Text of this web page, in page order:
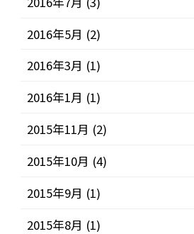
2016年5月 (2)
2016年3月 (1)
2016年1月 (1)
2015年11月 (2)
2015年10月 (4)
2015年9月 (1)
2015年8月 (1)